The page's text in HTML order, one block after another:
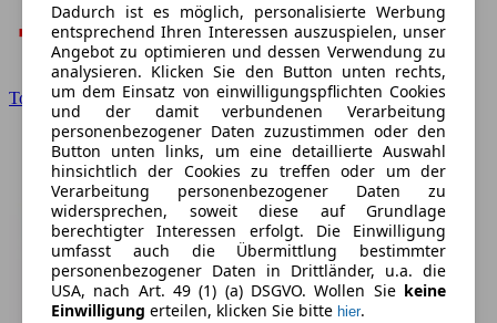
Toyota
Dadurch ist es möglich, personalisierte Werbung
entsprechend Ihren Interessen auszuspielen, unser
Angebot zu optimieren und dessen Verwendung zu
analysieren. Klicken Sie den Button unten rechts,
um dem Einsatz von einwilligungspflichten Cookies
und der damit verbundenen Verarbeitung
personenbezogener Daten zuzustimmen oder den
Button unten links, um eine detaillierte Auswahl
hinsichtlich der Cookies zu treffen oder um der
Verarbeitung personenbezogener Daten zu
widersprechen, soweit diese auf Grundlage
berechtigter Interessen erfolgt. Die Einwilligung
umfasst auch die Übermittlung bestimmter
personenbezogener Daten in Drittländer, u.a. die
USA, nach Art. 49 (1) (a) DSGVO. Wollen Sie keine
Einwilligung erteilen, klicken Sie bitte hier.